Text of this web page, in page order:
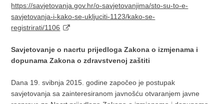
https://savjetovanja.gov.hr/o-savjetovanjima/sto-su-to-e-
savjetovanja-i-kako-se-ukljuciti-1123/kako-se-
registrirati/1106
Savjetovanje o nacrtu prijedloga Zakona o izmjenama i
dopunama Zakona o zdravstvenoj zaštiti
Dana 19. svibnja 2015. godine započeo je postupak
savjetovanja sa zainteresiranom javnošću otvaranjem javne